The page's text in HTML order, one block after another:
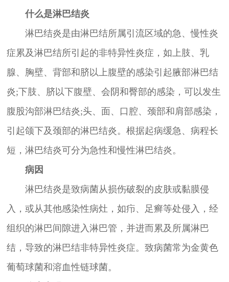
什么是淋巴结炎
淋巴结炎是由淋巴结所属引流区域的急、慢性炎
症累及淋巴结所引起的非特异性炎症，如上肢、乳
腺、胸壁、背部和脐以上腹壁的感染引起腋部淋巴结
炎;下肢、脐以下腹壁、会阴和臀部的感染，可以发生
腹股沟部淋巴结炎;头、面、口腔、颈部和肩部感染，
引起颌下及颈部的淋巴结炎。根据起病缓急、病程长
短，淋巴结炎可分为急性和慢性淋巴结炎。
病因
淋巴结炎是致病菌从损伤破裂的皮肤或黏膜侵
入，或从其他感染性病灶，如疖、足癣等处侵入，经
组织的淋巴间隙进入淋巴管，并进而累及所属淋巴
结，导致的淋巴结非特异性炎症。致病菌常为金黄色
葡萄球菌和溶血性链球菌。